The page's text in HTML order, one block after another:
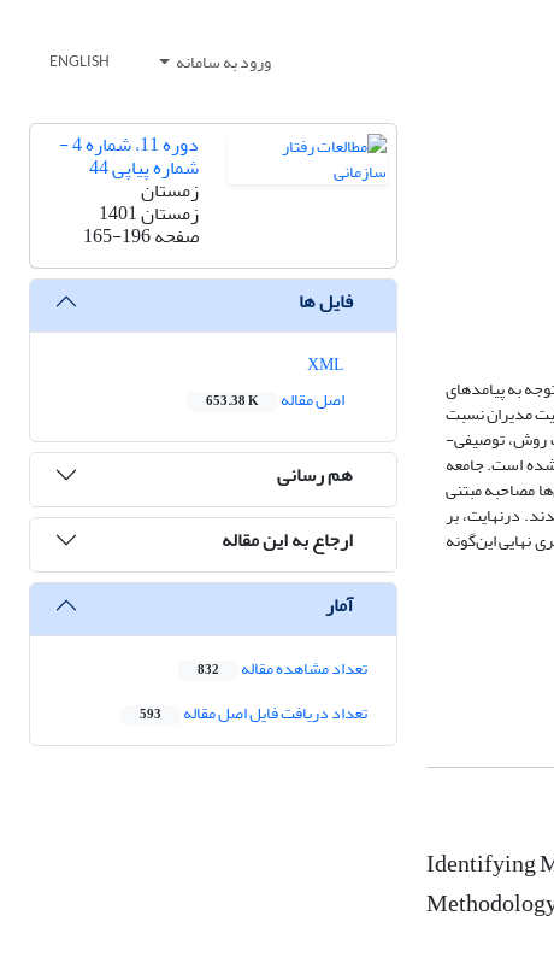
ورود به سامانه ENGLISH
به پیامدهای
مدیران نسبت
روش، توصیفی-
است. جامعه
توزیع و با آن‌ها مصاحبه مبتنی
شدند. درنهایت، بر
نهایی این‌گونه
Identifying
دوره 11، شماره 4 -
شماره پیاپی 44
زمستان
زمستان 1401
صفحه165-196
فایل ها
اصل مقاله
653.38 K
هم رسانی
ارجاع به این مقاله
آمار
تعداد مشاهده مقاله 832
تعداد دریافت فایل اصل مقاله 593